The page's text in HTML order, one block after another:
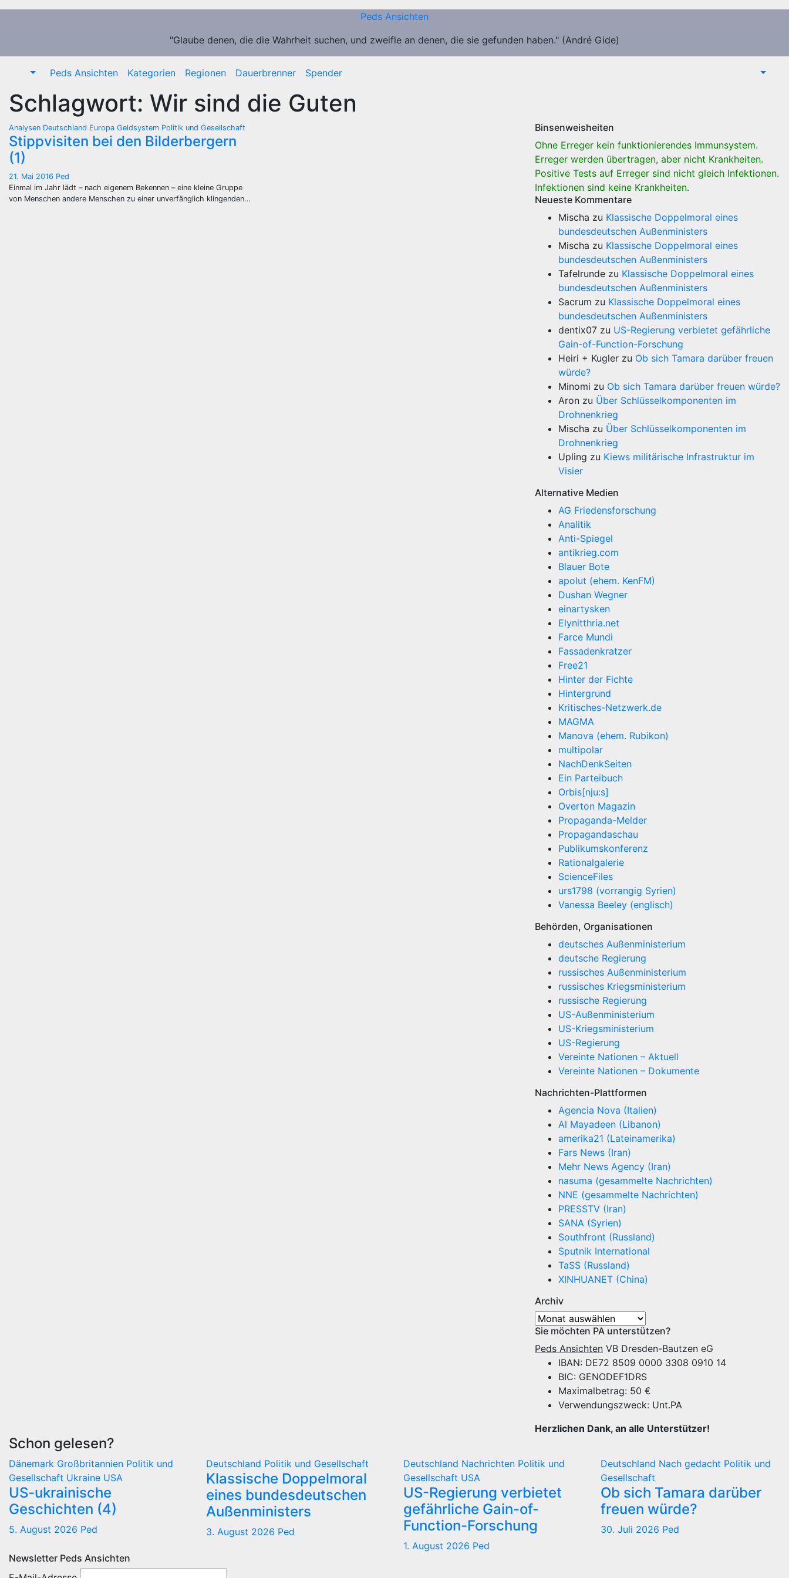
Zum
Peds Ansichten
"Glaube denen, die die Wahrheit suchen, und zweifle an denen, die sie gefunden haben." (André Gide)
Peds Ansichten Kategorien Regionen Dauerbrenner Spender
Schlagwort: Wir sind die Guten
Analysen Deutschland Europa Geldsystem Politik und Gesellschaft
Stippvisiten bei den Bilderbergern
(1)
21. Mai 2016 Ped
Einmal im Jahr lädt – nach eigenem Bekennen – eine kleine Gruppe
von Menschen andere Menschen zu einer unverfänglich klingenden…
Binsenweisheiten
Ohne Erreger kein funktionierendes Immunsystem.
Erreger werden übertragen, aber nicht Krankheiten.
Positive Tests auf Erreger sind nicht gleich Infektionen.
Infektionen sind keine Krankheiten.
Neueste Kommentare
Mischa zu Klassische Doppelmoral eines
bundesdeutschen Außenministers
Mischa zu Klassische Doppelmoral eines
bundesdeutschen Außenministers
Tafelrunde zu Klassische Doppelmoral eines
bundesdeutschen Außenministers
Sacrum zu Klassische Doppelmoral eines
bundesdeutschen Außenministers
dentix07 zu US-Regierung verbietet gefährliche
Gain-of-Function-Forschung
Heiri + Kugler zu Ob sich Tamara darüber freuen
würde?
Minomi zu Ob sich Tamara darüber freuen würde?
Aron zu Über Schlüsselkomponenten im
Drohnenkrieg
Mischa zu Über Schlüsselkomponenten im
Drohnenkrieg
Upling zu Kiews militärische Infrastruktur im
Visier
Alternative Medien
AG Friedensforschung
Analitik
Anti-Spiegel
antikrieg.com
Blauer Bote
apolut (ehem. KenFM)
Dushan Wegner
einartysken
Elynitthria.net
Farce Mundi
Fassadenkratzer
Free21
Hinter der Fichte
Hintergrund
Kritisches-Netzwerk.de
MAGMA
Manova (ehem. Rubikon)
multipolar
NachDenkSeiten
Ein Parteibuch
Orbis[nju:s]
Overton Magazin
Propaganda-Melder
Propagandaschau
Publikumskonferenz
Rationalgalerie
ScienceFiles
urs1798 (vorrangig Syrien)
Vanessa Beeley (englisch)
Behörden, Organisationen
deutsches Außenministerium
deutsche Regierung
russisches Außenministerium
russisches Kriegsministerium
russische Regierung
US-Außenministerium
US-Kriegsministerium
US-Regierung
Vereinte Nationen – Aktuell
Vereinte Nationen – Dokumente
Nachrichten-Plattformen
Agencia Nova (Italien)
Al Mayadeen (Libanon)
amerika21 (Lateinamerika)
Fars News (Iran)
Mehr News Agency (Iran)
nasuma (gesammelte Nachrichten)
NNE (gesammelte Nachrichten)
PRESSTV (Iran)
SANA (Syrien)
Southfront (Russland)
Sputnik International
TaSS (Russland)
XINHUANET (China)
Archiv
Archiv
Sie möchten PA unterstützen?
Peds Ansichten VB Dresden-Bautzen eG
IBAN: DE72 8509 0000 3308 0910 14
BIC: GENODEF1DRS
Maximalbetrag: 50 €
Verwendungszweck: Unt.PA
Herzlichen Dank, an alle Unterstützer!
Schon gelesen?
Dänemark Großbritannien Politik und
Gesellschaft Ukraine USA
US-ukrainische
Geschichten (4)
5. August 2026 Ped
Deutschland Politik und Gesellschaft
Klassische Doppelmoral
eines bundesdeutschen
Außenministers
3. August 2026 Ped
Deutschland Nachrichten Politik und
Gesellschaft USA
US-Regierung verbietet
gefährliche Gain-of-
Function-Forschung
1. August 2026 Ped
Deutschland Nach gedacht Politik und
Gesellschaft
Ob sich Tamara darüber
freuen würde?
30. Juli 2026 Ped
Newsletter Peds Ansichten